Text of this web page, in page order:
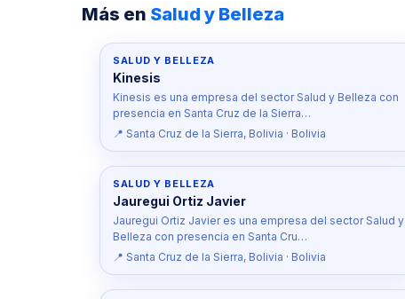
Más en Salud y Belleza
SALUD Y BELLEZA
Kinesis
Kinesis es una empresa del sector Salud y Belleza con
presencia en Santa Cruz de la Sierra…
📍 Santa Cruz de la Sierra, Bolivia · Bolivia
SALUD Y BELLEZA
Jauregui Ortiz Javier
Jauregui Ortiz Javier es una empresa del sector Salud y
Belleza con presencia en Santa Cru…
📍 Santa Cruz de la Sierra, Bolivia · Bolivia